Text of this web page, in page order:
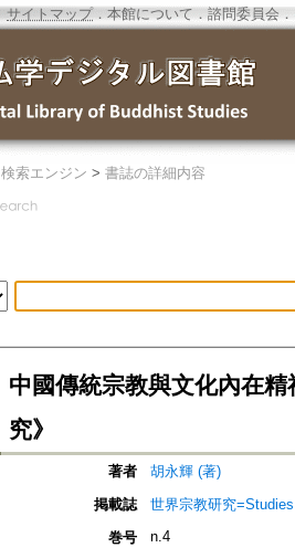
サイトマップ．本館について ． 諮問委員会 ．
検索エンジン > 書誌の詳細内容
中國傳統宗教與文化內在
究》
著者
胡永輝 (著)
掲載誌
世界宗教研究
巻号
n.4